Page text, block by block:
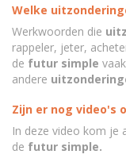
Welke
Werkwoorden die
rappeler, jeter,
de futur simple
andere
Zijn er nog video's
In deze video kom je
de futur simple.